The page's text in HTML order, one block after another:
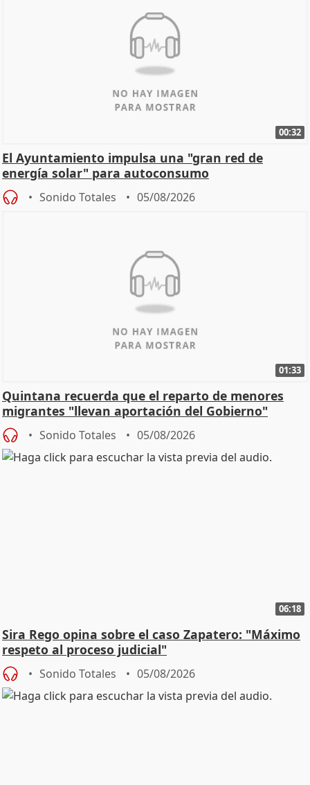
00:32
El Ayuntamiento impulsa una "gran red de
energía solar" para autoconsumo
Sonido Totales 05/08/2026
01:33
Quintana recuerda que el reparto de menores
migrantes "llevan aportación del Gobierno"
central
Sonido Totales 05/08/2026
06:18
Sira Rego opina sobre el caso Zapatero: "Máximo
respeto al proceso judicial"
Sonido Totales 05/08/2026